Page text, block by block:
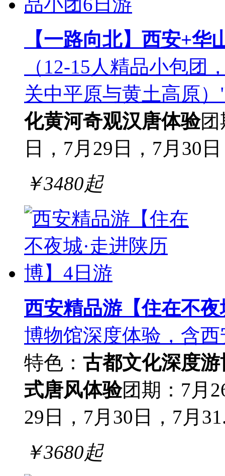
【一路向北】西安+
（12-15人精品小包团
关中平原与黄土高原
化黄河奇观汉唐体验团
日，7月29日，7月30
￥3480起
西安精品游【住在不
博物馆深度体验，含
特色： 古都文化深度游
式唐风体验团期：7月
29日，7月30日，7月
￥3680起